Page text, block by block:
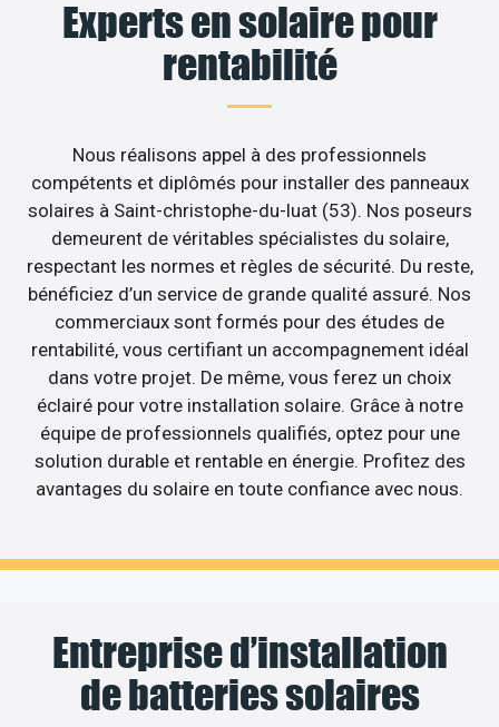
Experts en solaire pour
rentabilité
Nous réalisons appel à des professionnels
compétents et diplômés pour installer des panneaux
solaires à Saint-christophe-du-luat (53). Nos poseurs
demeurent de véritables spécialistes du solaire,
respectant les normes et règles de sécurité. Du reste,
bénéficiez d’un service de grande qualité assuré. Nos
commerciaux sont formés pour des études de
rentabilité, vous certifiant un accompagnement idéal
dans votre projet. De même, vous ferez un choix
éclairé pour votre installation solaire. Grâce à notre
équipe de professionnels qualifiés, optez pour une
solution durable et rentable en énergie. Profitez des
avantages du solaire en toute confiance avec nous.
Entreprise d’installation
de batteries solaires